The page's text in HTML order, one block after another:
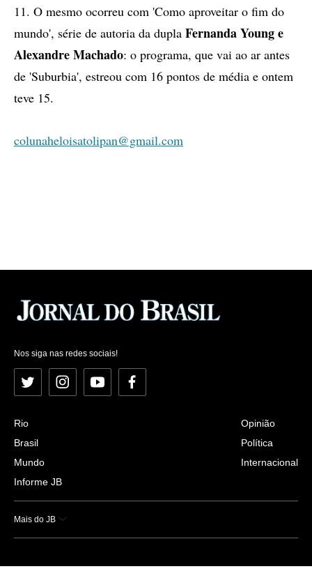
11. O mesmo ocorreu com 'Como aproveitar o fim do
mundo', série de autoria da dupla Fernanda Young e
Alexandre Machado: o programa, que vai ao ar antes
de 'Suburbia', estreou com 16 pontos de média e ontem
teve 15.
colunaheloisatolipan@gmail.com
Nos siga nas redes sociais!
Twitter InstagramYouTubeFacebook
Rio
Brasil
Mundo
Informe JB
Opinião
Política
Internacional
Mais do JB
Esportes